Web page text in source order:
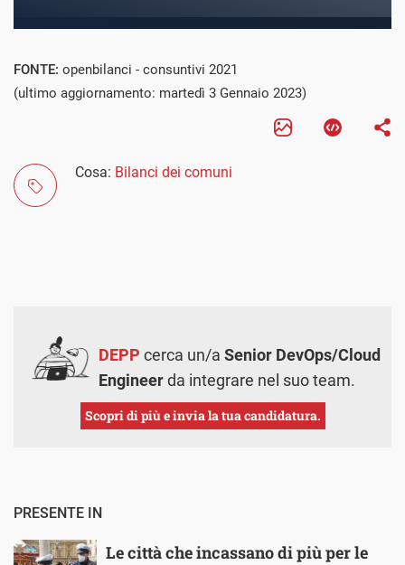
FONTE: openbilanci - consuntivi 2021
(ultimo aggiornamento: martedì 3 Gennaio 2023)
Cosa: Bilanci dei comuni
DEPP cerca un/a Senior DevOps/Cloud
Engineerda integrare nel suo team.
Scopri di più e invia la tua candidatura.
PRESENTE IN
Le città che incassano di più per le